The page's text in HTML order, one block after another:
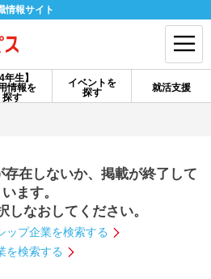
情報サイト
4年生】
情報を
探す
イベントを
探す
就活支援
ログイン
【4年生】
説明会を探す
インターンを探す
存在しないか、掲載が終了して
います。
しなおしてください。
ップ企業を検索する
を検索する